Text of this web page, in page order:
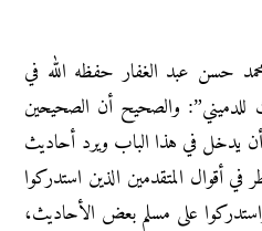
حسن عبد الغفار حفظه الله في
والصحيح أن الصحيحين
يدخل في هذا الباب ويرد أحاديث
في أقوال المتقدمين الذين استدركوا
على مسلم بعض الأحاديث،